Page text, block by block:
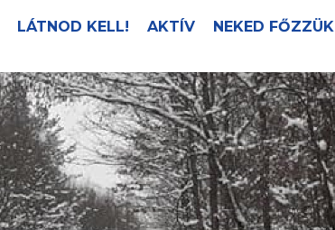
LÁTNOD KELL! AKTÍV NEKED FŐZZÜK